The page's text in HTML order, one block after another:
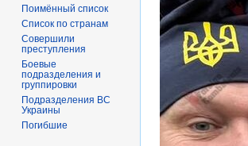
Поимённый список
Список по странам
Совершили
преступления
Боевые
подразделения и
группировки
Подразделения ВС
Украины
Погибшие